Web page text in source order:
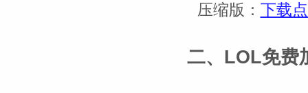
压缩版： 下载
二、LOL免费